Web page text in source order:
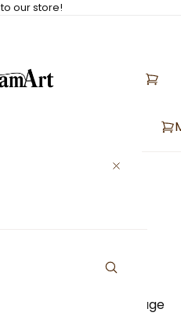
our store!
et dans leur emballage